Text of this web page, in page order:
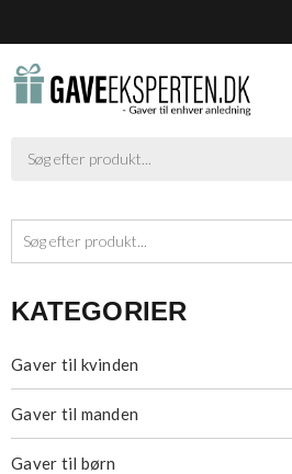
KATEGORIER
Gaver til kvinden
Gaver til manden
Gaver til børn